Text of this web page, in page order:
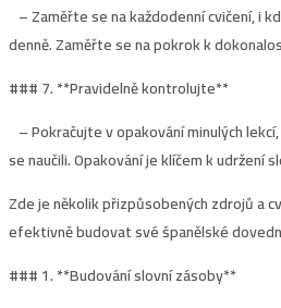
– Zaměřte se na každodenní cvičení, i
denně. Zaměřte se na pokrok k
### 7. **Pravidelně kontrolujte**
– Pokračujte v opakování minulých
se naučili. Opakování je klíčem k udržení
Zde je několik přizpůsobených zdrojů a
efektivně budovat své španělské
### 1. **Budování slovní zásoby**